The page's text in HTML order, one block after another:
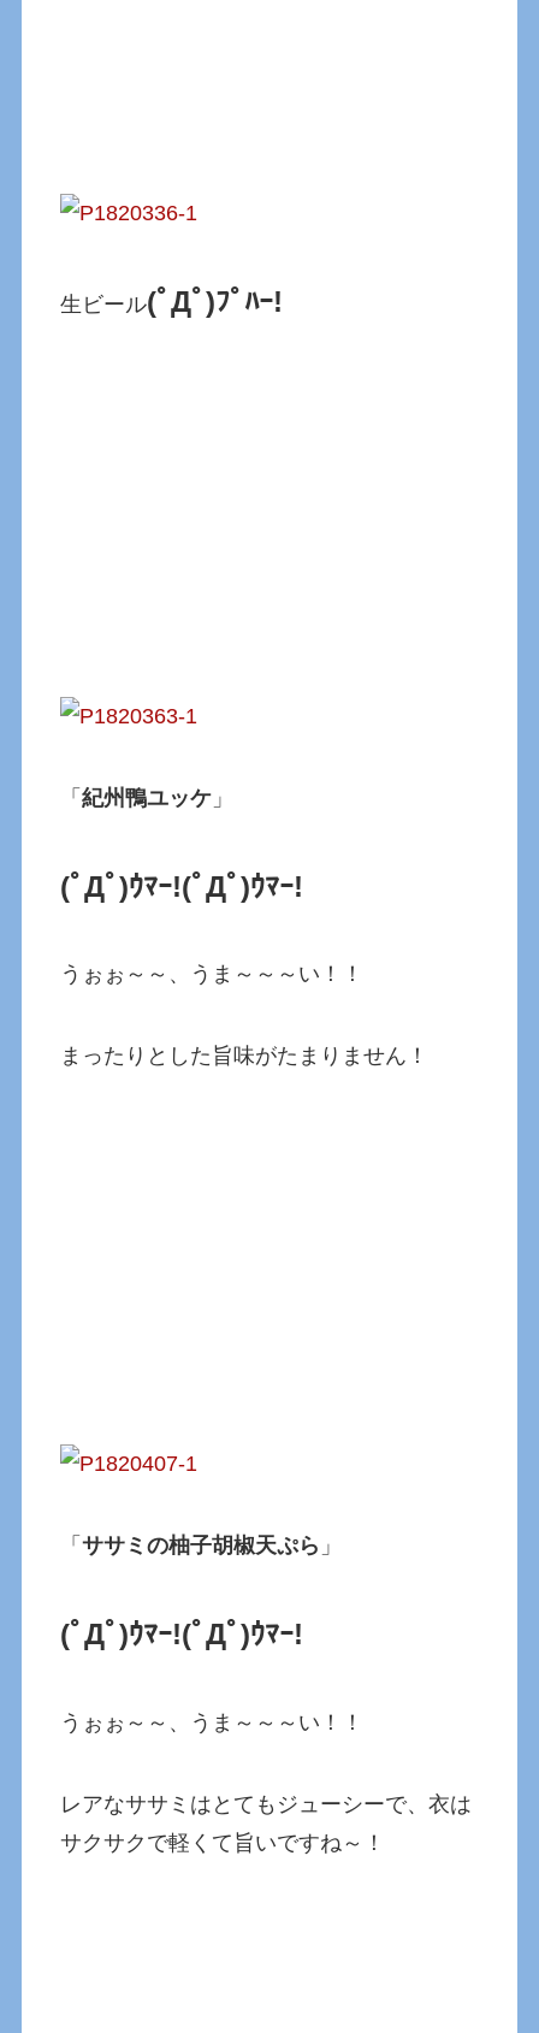
生ビール(ﾟДﾟ)ﾌﾟﾊｰ!
「紀州鴨ユッケ 」
(ﾟДﾟ)ｳﾏｰ!(ﾟДﾟ)ｳﾏｰ!
うぉぉ～～、うま～～～い！！
まったりとした旨味がたまりません！
「ササミの柚子胡椒天ぷら 」
(ﾟДﾟ)ｳﾏｰ!(ﾟДﾟ)ｳﾏｰ!
うぉぉ～～、うま～～～い！！
レアなササミはとてもジューシーで、衣は
サクサクで軽くて旨いですね～！